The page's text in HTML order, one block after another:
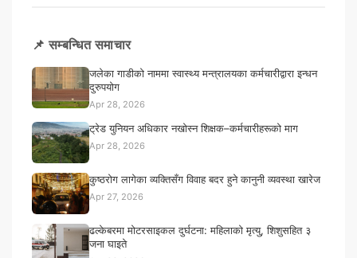
📌 सम्बन्धित समाचार
जलेका गाडीको नाममा स्वास्थ्य मन्त्रालयका कर्मचारीद्वारा इन्धन
दुरुपयोग
Apr 28, 2026
ट्रेड युनियन अधिकार नखोस्न शिक्षक–कर्मचारीहरूको माग
Apr 28, 2026
कुष्ठरोग लागेका व्यक्तिसँग विवाह बदर हुने कानुनी व्यवस्था खारेज
Apr 27, 2026
ढल्केबरमा मोटरसाइकल दुर्घटना: महिलाको मृत्यु, शिशुसहित ३
जना घाइते